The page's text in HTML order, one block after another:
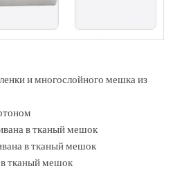
и многослойного мешка из
в тканый мешок
в тканый мешок
в тканый мешок